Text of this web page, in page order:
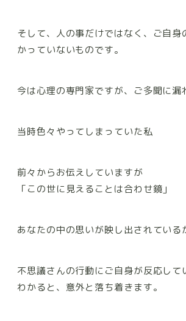
そして、人の事だけではなく、ご自身
かっていないものです。
今は心理の専門家ですが、ご多聞に漏
当時色々やってしまっていた私
前々からお伝えしていますが
「この世に見えることは合わせ鏡」
あなたの中の思いが映し出されている
不思議さんの行動にご自身が反応して
わかると、意外と落ち着きます。